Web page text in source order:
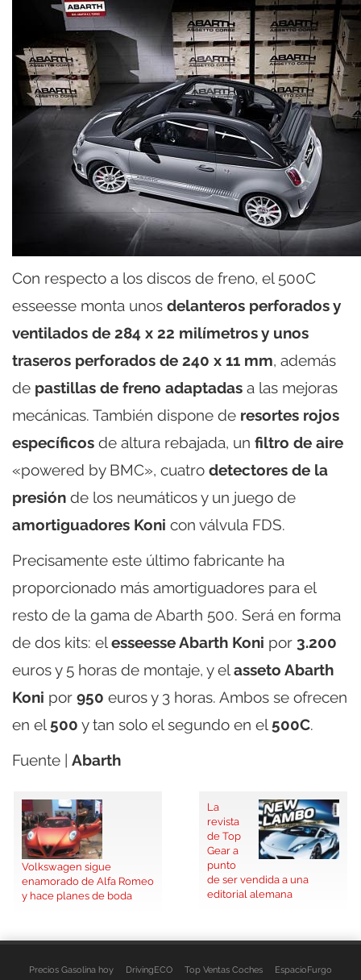
Con respecto a los discos de freno, el 500C
esseesse monta unos delanteros perforados y
ventilados de 284 x 22 milímetros y unos
traseros perforados de 240 x 11 mm, además
de pastillas de freno adaptadas a las mejoras
mecánicas. También dispone de resortes rojos
específicos de altura rebajada, un filtro de aire
«powered by BMC», cuatro detectores de la
presión de los neumáticos y un juego de
amortiguadores Koni con válvula FDS.
Precisamente este último fabricante ha
proporcionado más amortiguadores para el
resto de la gama de Abarth 500. Será en forma
de dos kits: elesseesse Abarth Koni por 3.200
euros y 5 horas de montaje, y elasseto Abarth
Koni por 950 euros y 3 horas. Ambos se ofrecen
en el 500 y tan solo el segundo en el 500C.
Fuente | Abarth
Volkswagen sigue
enamorado de Alfa Romeo
y hace planes de boda
La
revista
de Top
Gear a
punto
de ser vendida a una
editorial alemana
Precios Gasolina hoy DrivingECO Top Ventas Coches EspacioFurgo